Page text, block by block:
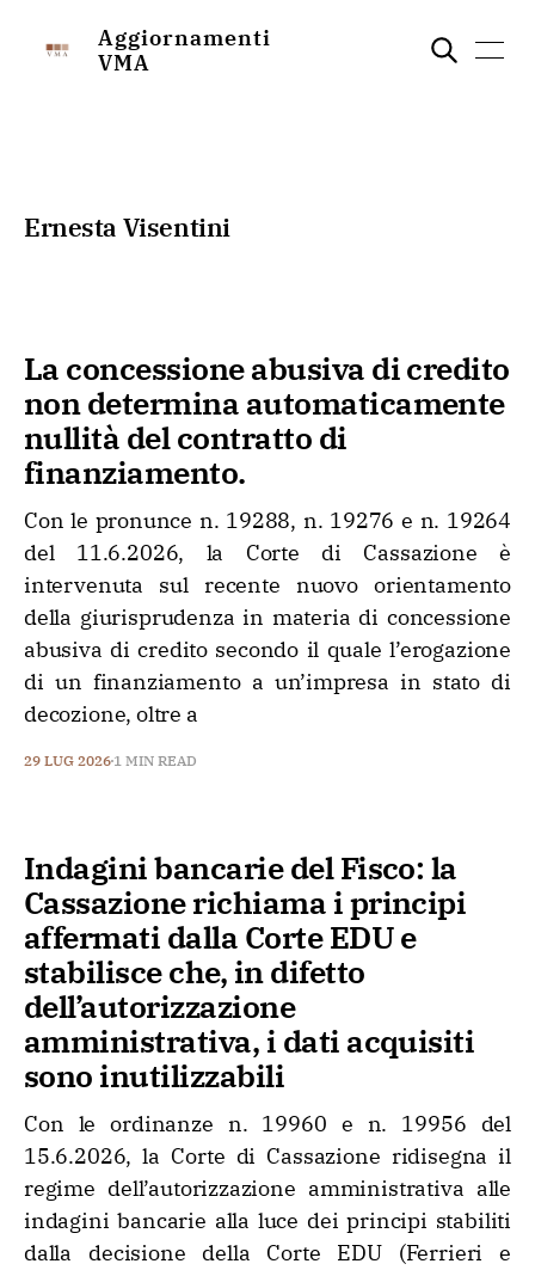
Aggiornamenti
VMA
Ernesta Visentini
La concessione abusiva di credito
non determina automaticamente
nullità del contratto di
finanziamento.
Con le pronunce n. 19288, n. 19276 e n. 19264
del 11.6.2026, la Corte di Cassazione è
intervenuta sul recente nuovo orientamento
della giurisprudenza in materia di concessione
abusiva di credito secondo il quale l’erogazione
di un finanziamento a un’impresa in stato di
decozione, oltre a
29 LUG 2026 1 MIN READ
Indagini bancarie del Fisco: la
Cassazione richiama i principi
affermati dalla Corte EDU e
stabilisce che, in difetto
dell’autorizzazione
amministrativa, i dati acquisiti
sono inutilizzabili
Con le ordinanze n. 19960 e n. 19956 del
15.6.2026, la Corte di Cassazione ridisegna il
regime dell’autorizzazione amministrativa alle
indagini bancarie alla luce dei principi stabiliti
dalla decisione della Corte EDU (Ferrieri e